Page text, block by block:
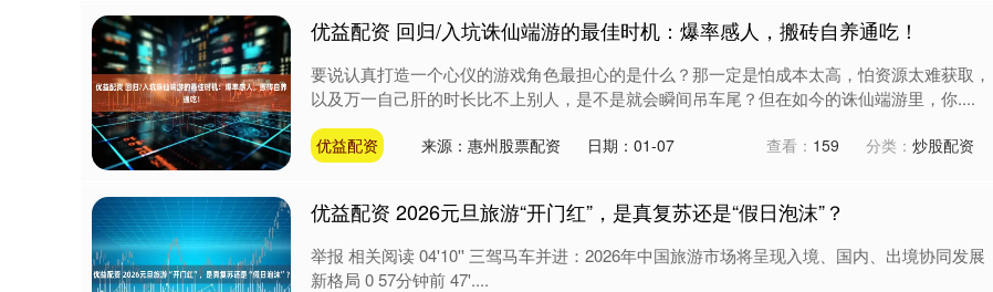
优益配资 回归/入坑诛仙端游的最佳时机：爆率感人，搬砖自养通吃！
要说认真打造一个心仪的游戏角色最担心的是什么？那一定是怕成本太高，怕资源太难获取，
以及万一自己肝的时长比不上别人，是不是就会瞬间吊车尾？但在如今的诛仙端游里，你....
优益配资 来源：惠州股票配资 日期：01-07 查看： 159 分类： 炒股配资
优益配资 2026元旦旅游“开门红”，是真复苏还是“假日泡沫”？
举报 相关阅读 04'10'' 三驾马车并进：2026年中国旅游市场将呈现入境、国内、出境协同发展
新格局 0 57分钟前 47'....